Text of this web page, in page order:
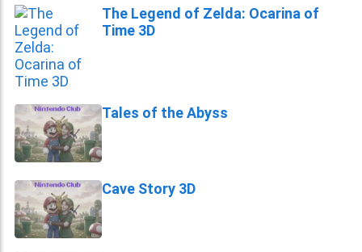
The Legend of Zelda: Ocarina of
Time 3D
Tales of the Abyss
Cave Story 3D